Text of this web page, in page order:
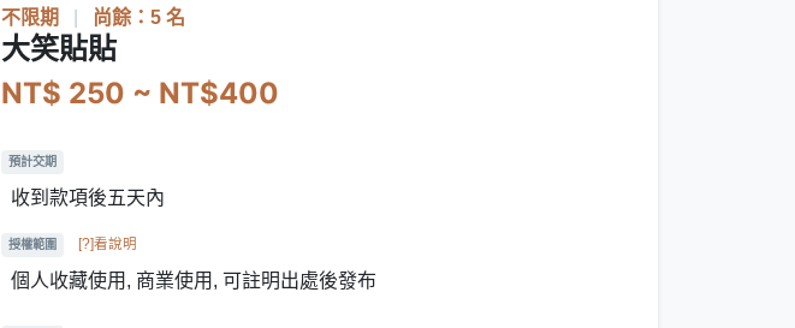
不限期 尚餘：5 名
大笑貼貼
NT$ 250 ~ NT$400
預計交期
收到款項後五天內
授權範圍 [?]看說明
個人收藏使用, 商業使用, 可註明出處後發布